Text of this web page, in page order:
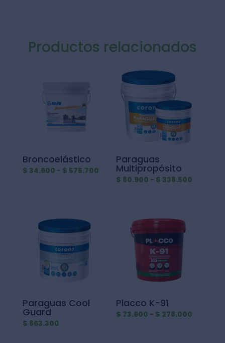
Productos relacionados
Broncoelástico
$ 34.600 - $ 575.700Rango
Paraguas
Multipropósito
$ 80.900 - $ 338.500
Paraguas Cool
Guard
$ 863.300
Placco K-91
$ 73.600 - $ 278.000